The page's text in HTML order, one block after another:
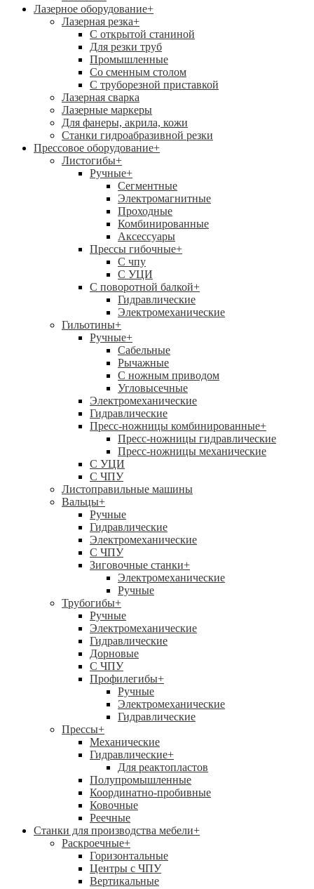
Лазерное оборудование+
Лазерная резка+
С открытой станиной
Для резки труб
Промышленные
Со сменным столом
С труборезной приставкой
Лазерная сварка
Лазерные маркеры
Для фанеры, акрила, кожи
Станки гидроабразивной резки
Прессовое оборудование+
Листогибы+
Ручные+
Сегментные
Электромагнитные
Проходные
Комбинированные
Аксессуары
Прессы гибочные+
C чпу
С УЦИ
С поворотной балкой+
Гидравлические
Электромеханические
Гильотины+
Ручные+
Сабельные
Рычажные
С ножным приводом
Угловысечные
Электромеханические
Гидравлические
Пресс-ножницы комбинированные+
Пресс-ножницы гидравлические
Пресс-ножницы механические
С УЦИ
С ЧПУ
Листоправильные машины
Вальцы+
Ручные
Гидравлические
Электромеханические
С ЧПУ
Зиговочные станки+
Электромеханические
Ручные
Трубогибы+
Ручные
Электромеханические
Гидравлические
Дорновые
С ЧПУ
Профилегибы+
Ручные
Электромеханические
Гидравлические
Прессы+
Механические
Гидравлические+
Для реактопластов
Полупромышленные
Координатно-пробивные
Ковочные
Реечные
Станки для производства мебели+
Раскроечные+
Горизонтальные
Центры с ЧПУ
Вертикальные